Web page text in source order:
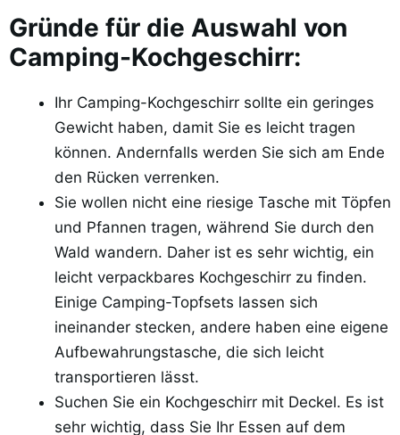
Gründe für die Auswahl von
Camping-Kochgeschirr:
Ihr Camping-Kochgeschirr sollte ein geringes
Gewicht haben, damit Sie es leicht tragen
können. Andernfalls werden Sie sich am Ende
den Rücken verrenken.
Sie wollen nicht eine riesige Tasche mit Töpfen
und Pfannen tragen, während Sie durch den
Wald wandern. Daher ist es sehr wichtig, ein
leicht verpackbares Kochgeschirr zu finden.
Einige Camping-Topfsets lassen sich
ineinander stecken, andere haben eine eigene
Aufbewahrungstasche, die sich leicht
transportieren lässt.
Suchen Sie ein Kochgeschirr mit Deckel. Es ist
sehr wichtig, dass Sie Ihr Essen auf dem